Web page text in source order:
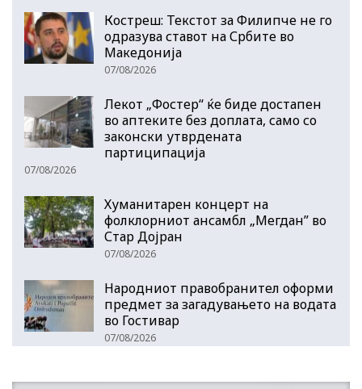
Костреш: Текстот за Филипче не го
одразува ставот на Србите во
Македонија
07/08/2026
Лекот „Фостер“ ќе биде достапен
во аптеките без доплата, само со
законски утврдената
партиципација
07/08/2026
Хуманитарен концерт на
фолклорниот ансамбл „Мегдан” во
Стар Дојран
07/08/2026
Народниот правобранител оформи
предмет за загадувањето на водата
во Гостивар
07/08/2026